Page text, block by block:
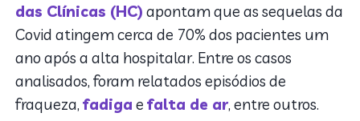
das Clínicas (HC) apontam que as sequelas da
Covid atingem cerca de 70% dos pacientes um
ano após a alta hospitalar. Entre os casos
analisados, foram relatados episódios de
fraqueza,fadiga efalta de ar, entre outros.